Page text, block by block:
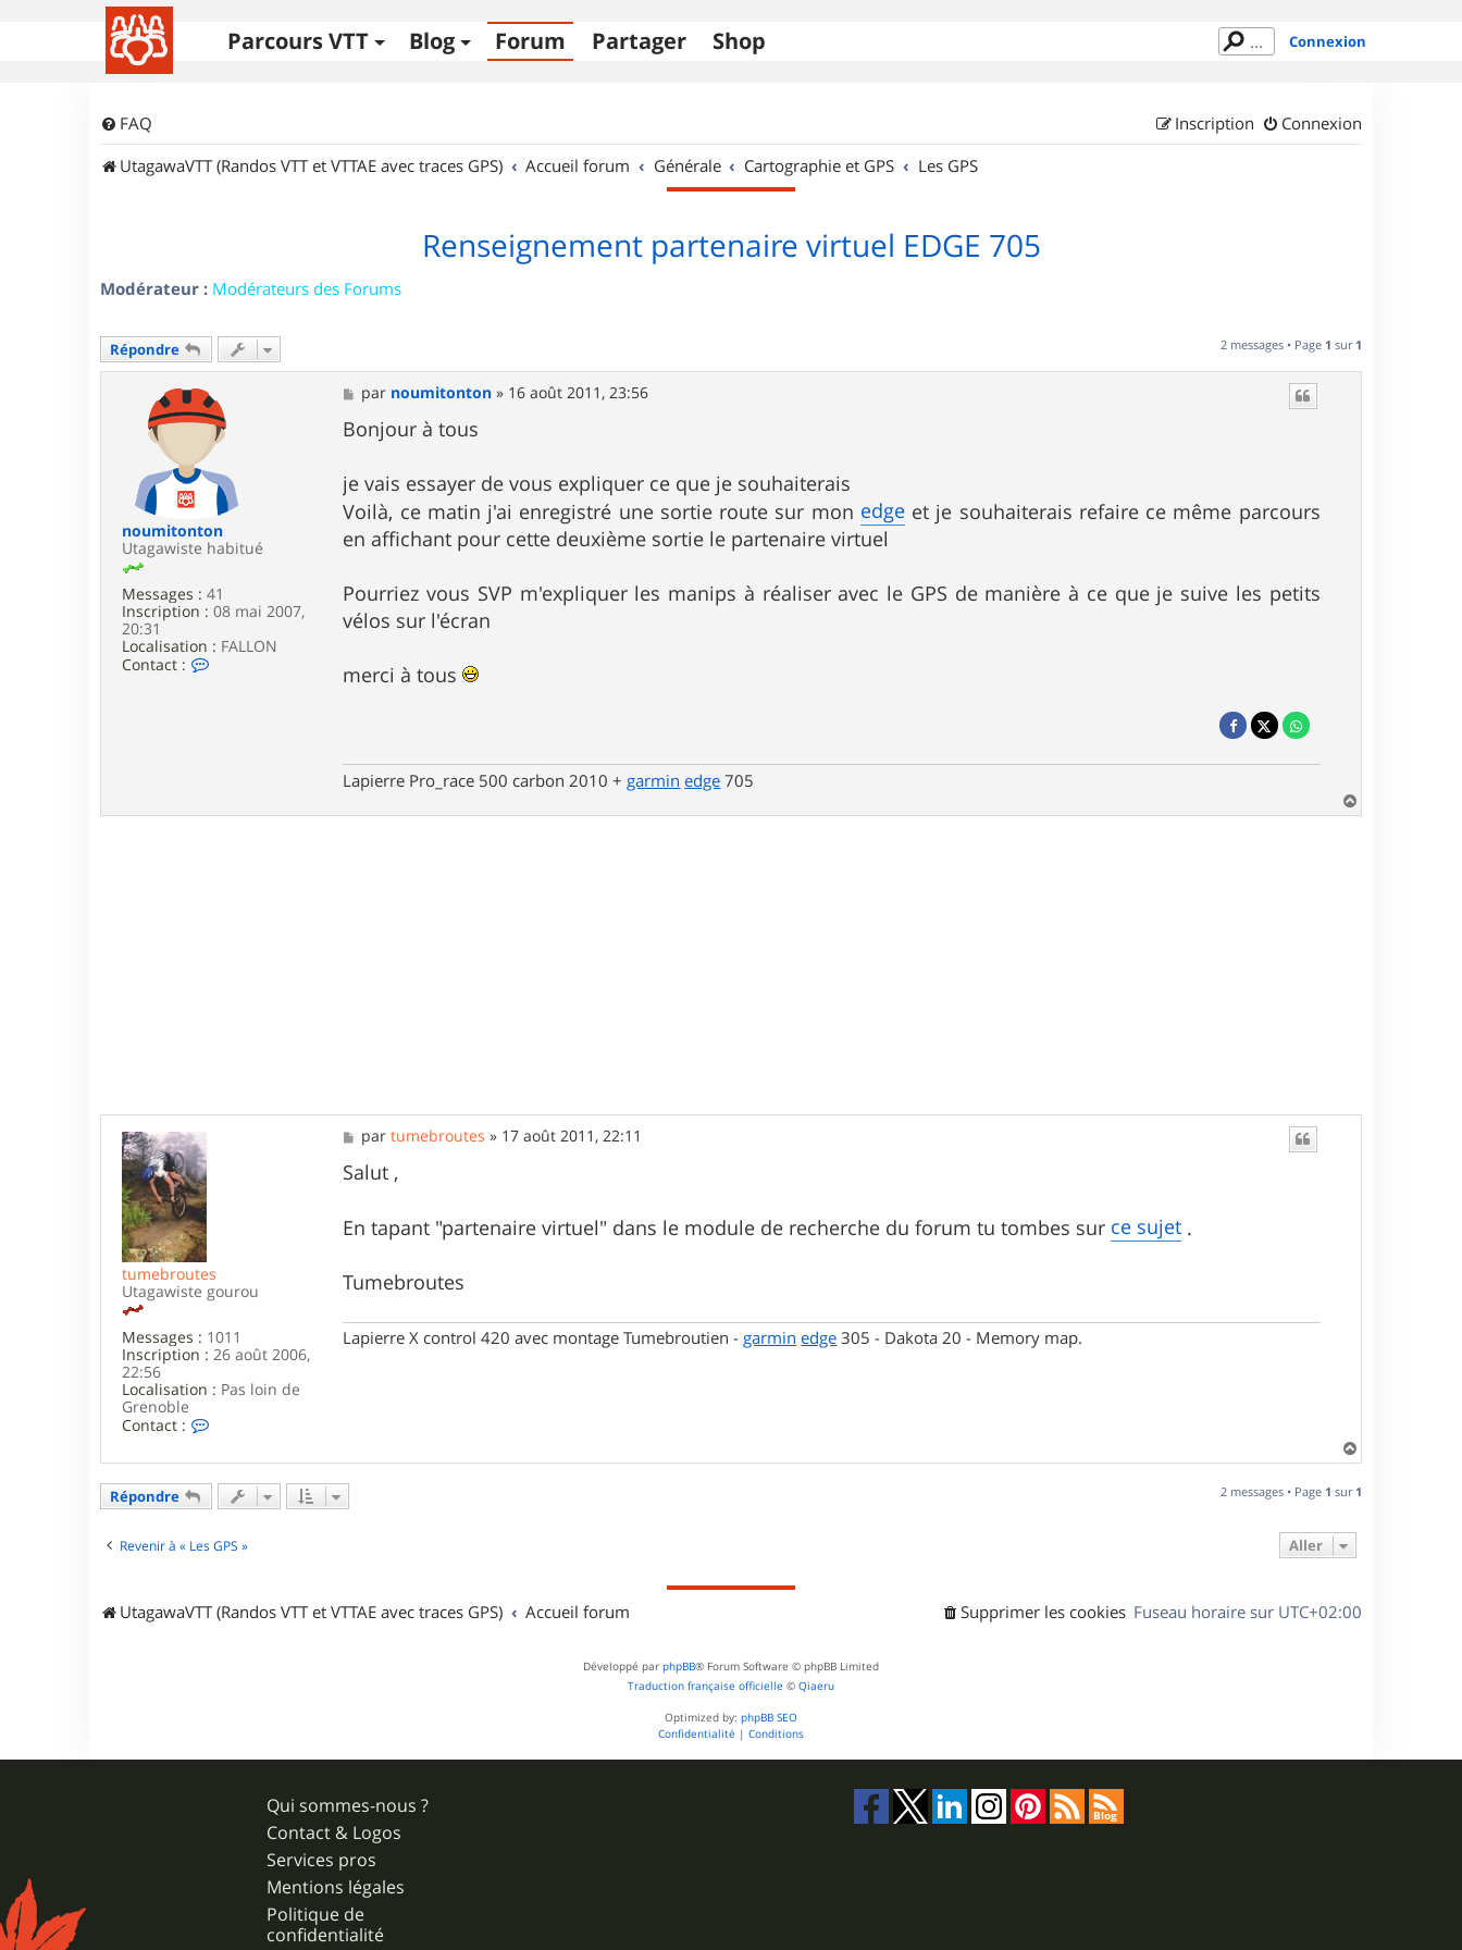
Parcours VTT Blog Forum Partager Shop Connexion
FAQ Connexion
Inscription
UtagawaVTT (Randos VTT et VTTAE avec traces GPS)
Accueil forum Générale Cartographie et GPS Les GPS
Renseignement partenaire virtuel EDGE 705
Modérateur : Modérateurs des Forums
Répondre 2 messages • Page 1 sur 1
noumitonton
Utagawiste habitué
Messages : 41
Inscription : 08 mai 2007,
20:31
Localisation : FALLON
Contact :
n
M
e
s
s
g
e
par noumitonton » 16 août 2011, 23:56
Bonjour à tous
je vais essayer de vous expliquer ce que je souhaiterais
Voilà, ce matin j'ai enregistré une sortie route sur mon edgeet je souhaiterais refaire ce même parcours
en affichant pour cette deuxième sortie le partenaire virtuel
Pourriez vous SVP m'expliquer les manips à réaliser avec le GPS de manière à ce que je suive les petits
vélos sur l'écran
merci à tous
Lapierre Pro_race 500 carbon 2010 + garmin edge 705
a
tumebroutes
Utagawiste gourou
Messages : 1011
Inscription : 26 août 2006,
22:56
Localisation : Pas loin de
Grenoble
Contact :
c
e
m
M
e
s
s
g
e
partumebroutes » 17 août 2011, 22:11
Salut ,
En tapant "partenaire virtuel" dans le module de recherche du forum tu tombes sur ce sujet .
Tumebroutes
Lapierre X control 420 avec montage Tumebroutien - garmin edge 305 - Dakota 20 - Memory map.
a
t
Répondre 2 messages • Page 1 sur 1
Revenir à « Les GPS » Aller
UtagawaVTT (Randos VTT et VTTAE avec traces GPS) Accueil forum Fuseau horaire sur UTC+02:00
Supprimer les cookies
Développé par phpBB® Forum Software © phpBB Limited
Traduction française officielle © Qiaeru
Optimized by: phpBB SEO
Confidentialité | Conditions
Qui sommes-nous ?
Contact & Logos
Services pros
Mentions légales
Politique de
confidentialité